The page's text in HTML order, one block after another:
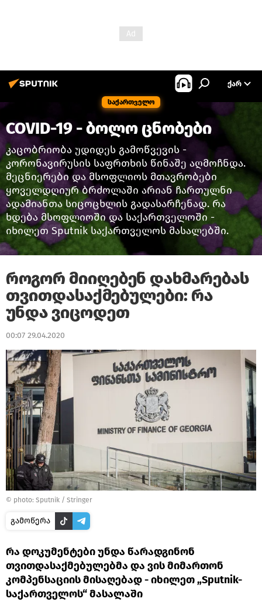
საქართველო
ᲥᲐᲠ
COVID-19 - ბოლო ცნობები
კაცობრიობა უდიდეს გამოწვევის -
კორონავირუსის საფრთხის წინაშე აღმოჩნდა.
მეცნიერები და მსოფლიოს მთავრობები
ყოველდღიურ ბრძოლაში არიან ჩართულნი
ადამიანთა სიცოცხლის გადასარჩენად. რა
ხდება მსოფლიოში და საქართველოში -
იხილეთ Sputnik საქართველოს მასალებში.
როგორ მიიღებენ დახმარებას
თვითდასაქმებულები: რა
უნდა ვიცოდეთ
00:07 29.04.2020
© photo: Sputnik / Stringer
გამოწერა
რა დოკუმენტები უნდა წარადგინონ
თვითდასაქმებულებმა და ვის მიმართონ
კომპენსაციის მისაღებად - იხილეთ „Sputnik-
საქართველოს“ მასალაში